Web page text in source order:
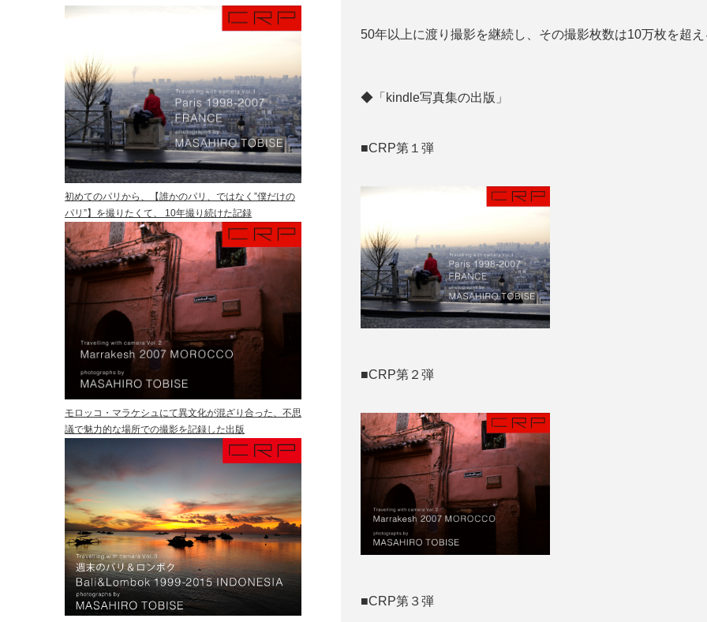
50年以上に渡り撮影を継続し、その撮影枚数は10万枚を超
◆「kindle写真集の出版」
■CRP第１弾
■CRP第２弾
■CRP第３弾
初めてのパリから、【誰かのパリ、ではなく”僕だけの
パリ”】を撮りたくて、 10年撮り続けた記録
モロッコ・マラケシュにて異文化が混ざり合った、不思
議で魅力的な場所での撮影を記録した出版